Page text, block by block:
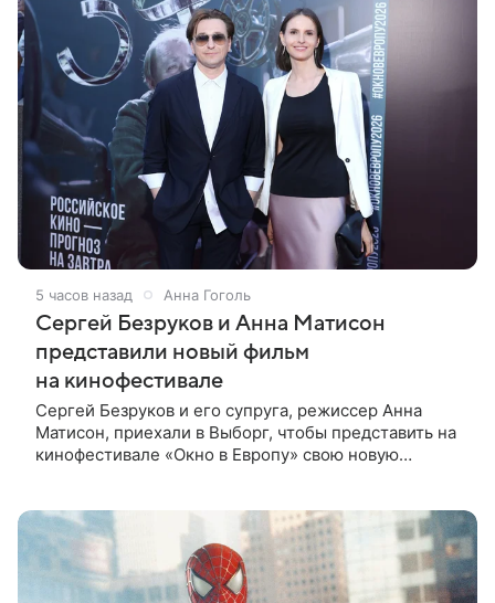
5 часов назад Анна Гоголь
Сергей Безруков и Анна Матисон
представили новый фильм
на кинофестивале
Сергей Безруков и его супруга, режиссер Анна
Матисон, приехали в Выборг, чтобы представить на
кинофестивале «Окно в Европу» свою новую